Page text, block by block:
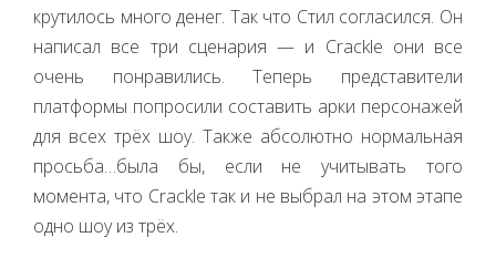
крутилось много денег. Так что Стил согласился. Он
написал все три сценария — и Crackle они все
очень понравились. Теперь представители
платформы попросили составить арки персонажей
для всех трёх шоу. Также абсолютно нормальная
просьба…была бы, если не учитывать того
момента, что Crackle так и не выбрал на этом этапе
одно шоу из трёх.